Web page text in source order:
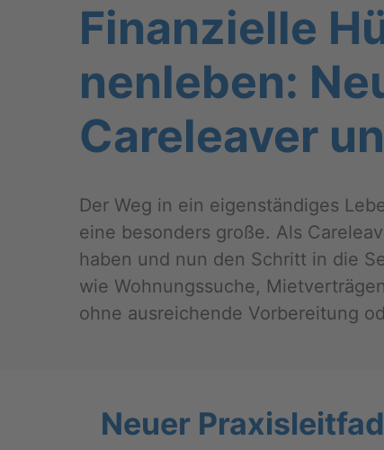
Fi­nan­zi­el­le
nen­le­ben:
Ca­re­leaver
Der Weg in ein ei­gen­stän­di­ges
eine be­son­ders große. Als
haben und nun den Schritt in die
wie Woh­nungs­su­che,
ohne aus­rei­chen­de Vor­be­rei­tung
Neuer